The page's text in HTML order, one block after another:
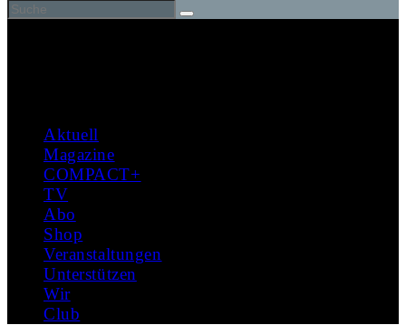
Aktuell
Magazine
COMPACT+
TV
Abo
Shop
Veranstaltungen
Unterstützen
Wir
Club